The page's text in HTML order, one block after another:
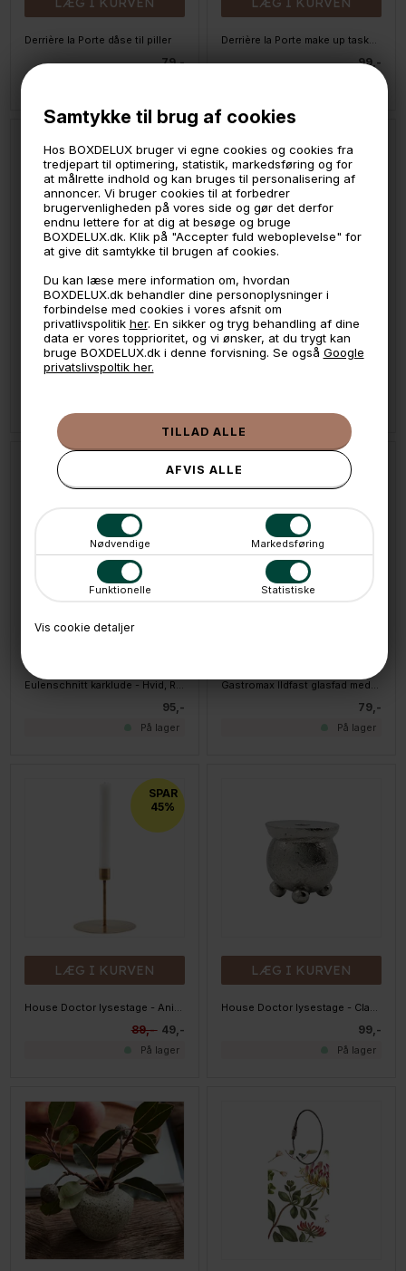
Samtykke til brug af cookies
Hos BOXDELUX bruger vi egne cookies og cookies fra
tredjepart til optimering, statistik, markedsføring og for
at målrette indhold og kan bruges til personalisering af
annoncer. Vi bruger cookies til at forbedrer
brugervenligheden på vores side og gør det derfor
endnu lettere for at dig at besøge og bruge
BOXDELUX.dk. Klik på "Accepter fuld weboplevelse" for
at give dit samtykke til brugen af cookies.
Du kan læse mere information om, hvordan
BOXDELUX.dk behandler dine personoplysninger i
forbindelse med cookies i vores afsnit om
privatlivspolitik her. En sikker og tryg behandling af dine
data er vores topprioritet, og vi ønsker, at du trygt kan
bruge BOXDELUX.dk i denne forvisning. Se også Google
privatslivspoltik her.
Nødvendige Markedsføring
Funktionelle Statistiske
Vis cookie detaljer
Derrière la Porte dåse til piller
79,-
Derrière la Porte make up taske - COTIE Vivre ses reves
99,-
LÆG I KURVEN LÆG I KURVEN
Eulenschnitt karklude - Hvid, Regnbuer - 3 stk.
95,-
På lager
Gastromax Ildfast glasfad med låg - Medium - 1,6 L
79,-
På lager
SPAR
45%
LÆG I KURVEN
House Doctor lysestage - Anit, messing
89,- 49,-
På lager
LÆG I KURVEN
House Doctor lysestage - Classic - Antik, sølv - LILLE
99,-
På lager